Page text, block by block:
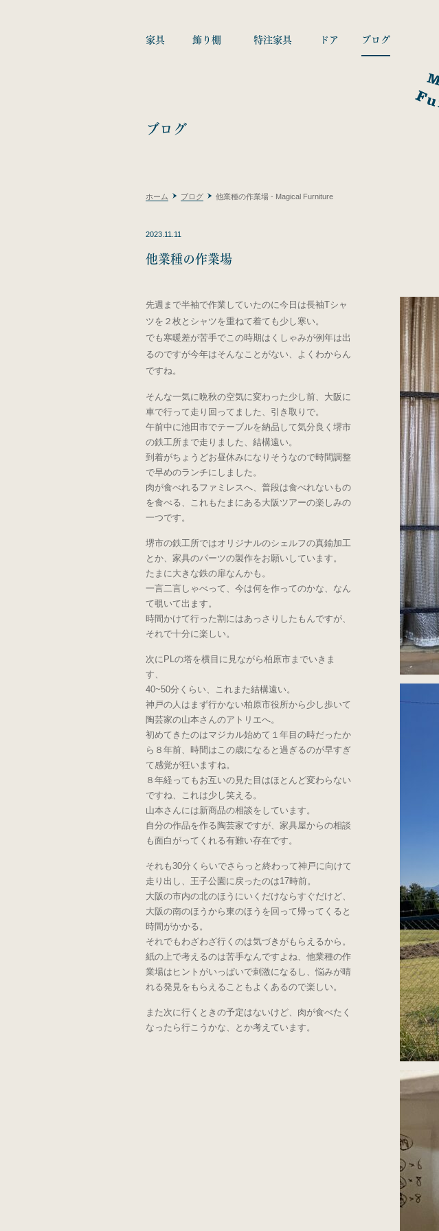
家具 飾り棚 特注家具 ドア ブログ
ブログ
ホーム ブログ 他業種の作業場 - Magical Furniture
2023.11.11
他業種の作業場
先週まで半袖で作業していたのに今日は長袖Tシャ
ツを２枚とシャツを重ねて着ても少し寒い。
でも寒暖差が苦手でこの時期はくしゃみが例年は出
るのですが今年はそんなことがない、よくわからん
ですね。
そんな一気に晩秋の空気に変わった少し前、大阪に
車で行って走り回ってました、引き取りで。
午前中に池田市でテーブルを納品して気分良く堺市
の鉄工所まで走りました、結構遠い。
到着がちょうどお昼休みになりそうなので時間調整
で早めのランチにしました。
肉が食べれるファミレスへ、普段は食べれないもの
を食べる、これもたまにある大阪ツアーの楽しみの
一つです。
堺市の鉄工所ではオリジナルのシェルフの真鍮加工
とか、家具のパーツの製作をお願いしています。
たまに大きな鉄の扉なんかも。
一言二言しゃべって、今は何を作ってのかな、なん
て覗いて出ます。
時間かけて行った割にはあっさりしたもんですが、
それで十分に楽しい。
次にPLの塔を横目に見ながら柏原市までいきま
す、
40~50分くらい、これまた結構遠い。
神戸の人はまず行かない柏原市役所から少し歩いて
陶芸家の山本さんのアトリエへ。
初めてきたのはマジカル始めて１年目の時だったか
ら８年前、時間はこの歳になると過ぎるのが早すぎ
て感覚が狂いますね。
８年経ってもお互いの見た目はほとんど変わらない
ですね、これは少し笑える。
山本さんには新商品の相談をしています。
自分の作品を作る陶芸家ですが、家具屋からの相談
も面白がってくれる有難い存在です。
それも30分くらいでさらっと終わって神戸に向けて
走り出し、王子公園に戻ったのは17時前。
大阪の市内の北のほうにいくだけならすぐだけど、
大阪の南のほうから東のほうを回って帰ってくると
時間がかかる。
それでもわざわざ行くのは気づきがもらえるから。
紙の上で考えるのは苦手なんですよね、他業種の作
業場はヒントがいっぱいで刺激になるし、悩みが晴
れる発見をもらえることもよくあるので楽しい。
また次に行くときの予定はないけど、肉が食べたく
なったら行こうかな、とか考えています。